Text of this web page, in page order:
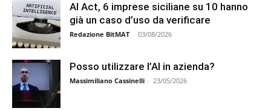
AI Act, 6 imprese siciliane su 10 hanno
già un caso d’uso da verificare
Redazione BitMAT - 03/08/2026
Posso utilizzare l’AI in azienda?
Massimiliano Cassinelli - 23/05/2026